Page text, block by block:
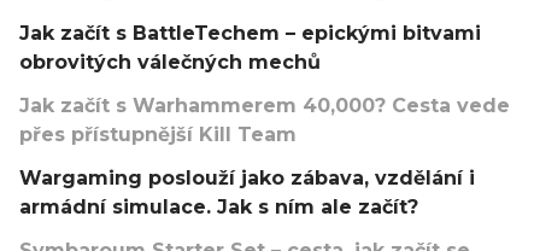
Jak začít s BattleTechem – epickými bitvami
obrovitých válečných mechů
Jak začít s Warhammerem 40,000? Cesta vede
přes přístupnější Kill Team
Wargaming poslouží jako zábava, vzdělání i
armádní simulace. Jak s ním ale začít?